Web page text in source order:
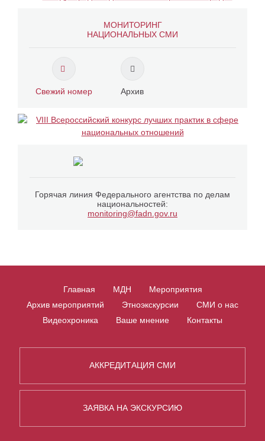
МОНИТОРИНГ
НАЦИОНАЛЬНЫХ СМИ
Свежий номер Архив
Горячая линия Федерального агентства по делам
национальностей:
monitoring@fadn.gov.ru
Главная МДН
Мероприятия
Архив мероприятий
Этноэкскурсии
СМИ о нас
Видеохроника
Ваше мнение Контакты
АККРЕДИТАЦИЯ СМИ
ЗАЯВКА НА ЭКСКУРСИЮ